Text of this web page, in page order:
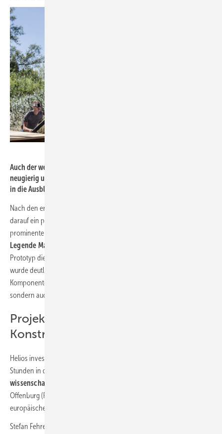
Auch der weltbekannte, ehemalige Skispringer Martin Schmitt wird
neugierig und lässt sich bei einem Testlauf auf dem Helios Gelände
in die Ausblasfläche der Ventilatoren gurten.
Nach den ersten technischen Abstimmungen wurde unmittelbar
darauf ein praktischer Test auf dem Helios Areal durchgeführt. Als
prominenter Unterstützer des Projekts stellte sich
Legende Martin Schmitt
Prototyp die Windverhältnisse aus dem Ventilator zu erleben. Dabei
wurde deutlich, dass die Grundidee mit den vorgesehenen
Komponenten nicht nur realistisch für die Simulation der Luftfahrt ist,
sondern auch für den Absprung.
Projektierung und
Konstruktionsarbeit
Helios investierte nach Festlegung der Eckdaten umfangreiche
Stunden in die Konzeption und Projektierung des Windkanals. Für die
wissenschaftliche Begleitung
Offenburg (Prof. Dr. Ettrich) und dem Olympiastützpunkt Freiburg ein
europäisches Forschungsprojekt beantragt und genehmigt.
Stefan Fehrenbacher, der zu der Zeit als verantwortlicher